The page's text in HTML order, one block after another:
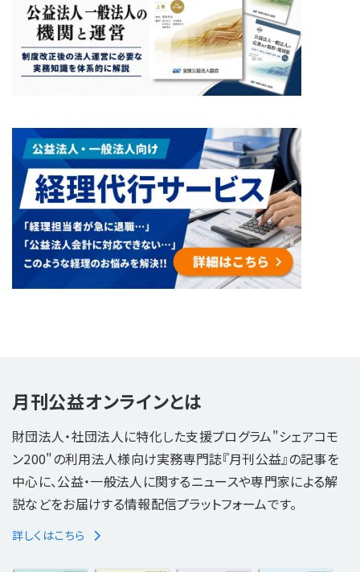
月刊公益オンラインとは
財団法人・社団法人に特化した支援プログラム"シェアコモ
ン200"の利用法人様向け実務専門誌『月刊公益』の記事を
中心に、公益・一般法人に関するニュースや専門家による解
説などをお届けする情報配信プラットフォームです。
詳しくはこちら